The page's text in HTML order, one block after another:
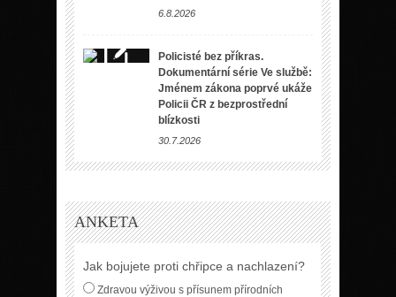
6.8.2026
Policisté bez příkras.
Dokumentární série Ve službě:
Jménem zákona poprvé ukáže
Policii ČR z bezprostřední
blízkosti
30.7.2026
ANKETA
Jak bojujete proti chřipce a nachlazení?
Zdravou výživou s přísunem přírodních